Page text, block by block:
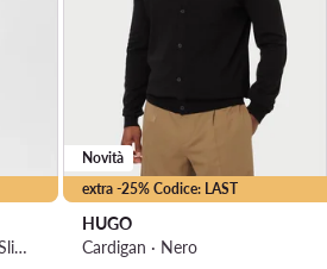
Giacca da abito · Grigio · Slim Fit
extra -25% Codice: LAST
Novità
HUGO
Cardigan · Nero